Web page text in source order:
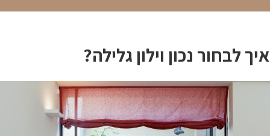
איך לבחור נכון וילון גלילה?